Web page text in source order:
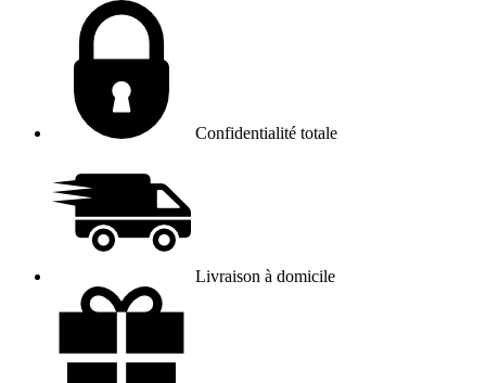
Confidentialité totale
Livraison à domicile